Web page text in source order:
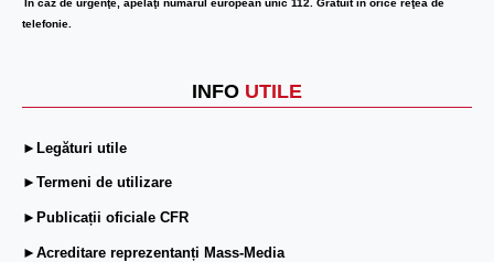
În caz de urgenţe, apelaţi numărul european unic 112. Gratuit în orice reţea de
telefonie.
INFO UTILE
►Legături utile
►Termeni de utilizare
►Publicații oficiale CFR
►Acreditare reprezentanți Mass-Media